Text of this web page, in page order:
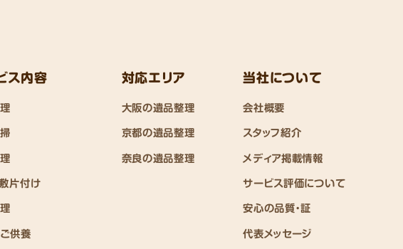
ス内容
片付け
供養
対応エリア
大阪の遺品整理
京都の遺品整理
奈良の遺品整理
当社について
会社概要
スタッフ紹介
メディア掲載情報
サービス評価について
安心の品質・証
代表メッセージ